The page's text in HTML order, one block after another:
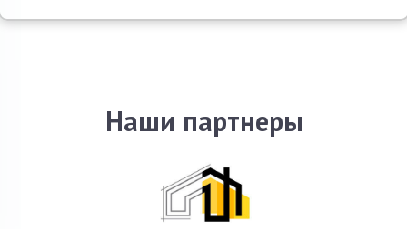
Наши партнеры